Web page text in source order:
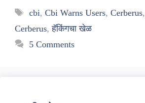
Tags
cbi, Cbi Warns Users, Cerberus,
Cerberus,हॅकिंगचा खेळ
5 Comments